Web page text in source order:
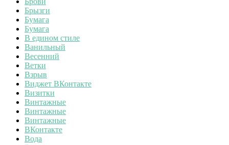
Брызги
Бумага
Бумага
В едином стиле
Ванильный
Весенний
Ветки
Взрыв
Виджет ВКонтакте
Визитки
Винтажные
Винтажные
Винтажные
ВКонтакте
Вода